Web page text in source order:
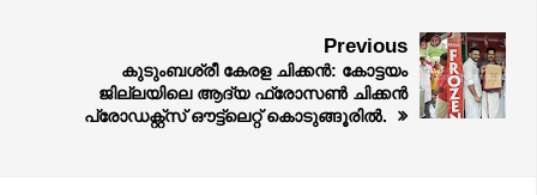
Previous
കുടുംബശ്രീ കേരള ചിക്കൻ: കോട്ടയം
ജില്ലയിലെ ആദ്യ ഫ്രോസൺ ചിക്കൻ
പ്രോഡക്റ്റ്സ് ഔട്ട്ലെറ്റ് കൊടുങ്ങൂരിൽ.